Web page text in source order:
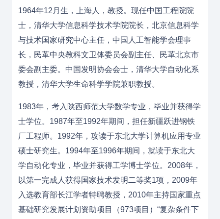
1964年12月生，上海人，教授。现任中国工程院院
士，清华大学信息科学技术学院院长，北京信息科学
与技术国家研究中心主任，中国人工智能学会理事
长，民革中央教科文卫体委员会副主任、民革北京市
委会副主委。中国发明协会会士，清华大学自动化系
教授，清华大学生命科学学院兼职教授。
1983年，考入陕西师范大学数学专业，毕业并获得学
士学位。1987年至1992年期间，担任新疆跃进钢铁
厂工程师。1992年，攻读于东北大学计算机应用专业
硕士研究生。1994年至1996年期间，就读于东北大
学自动化专业，毕业并获得工学博士学位。2008年，
以第一完成人获得国家技术发明二等奖1项，2009年
入选教育部长江学者特聘教授，2010年主持国家重点
基础研究发展计划资助项目（973项目）“复杂条件下